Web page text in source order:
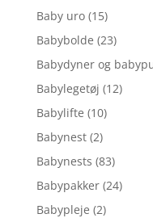
Baby uro (15)
Babybolde (23)
Babydyner og
Babylegetøj (12)
Babylifte (10)
Babynest (2)
Babynests (83)
Babypakker (24)
Babypleje (2)